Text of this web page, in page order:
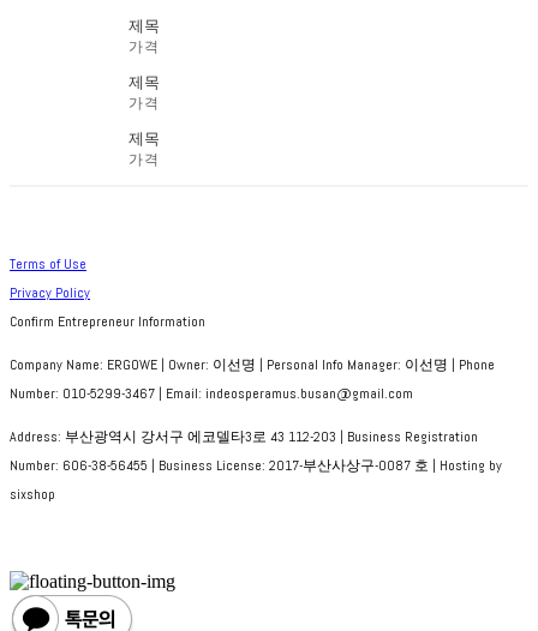
제목
가격
제목
가격
제목
가격
Terms of Use
Privacy Policy
Confirm Entrepreneur Information
Company Name: ERGOWE | Owner: 이선명 | Personal Info Manager: 이선명 | Phone
Number: 010-5299-3467 | Email: indeosperamus.busan@gmail.com
Address: 부산광역시 강서구 에코델타3로 43 112-203 | Business Registration
Number: 606-38-56455 | Business License: 2017-부산사상구-0087 호 | Hosting by
sixshop